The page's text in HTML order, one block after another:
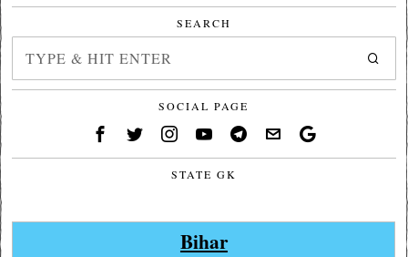
SEARCH
SOCIAL PAGE
STATE GK
Bihar